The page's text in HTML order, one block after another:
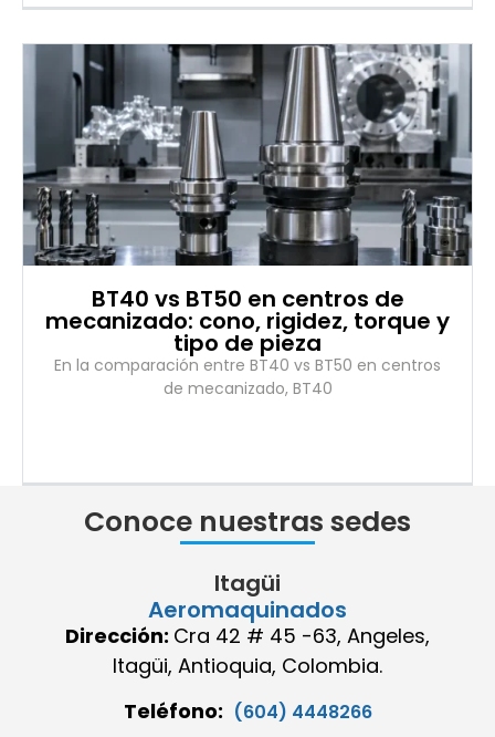
BT40 vs BT50 en centros de
mecanizado: cono, rigidez, torque y
tipo de pieza
En la comparación entre BT40 vs BT50 en centros
de mecanizado, BT40
Conoce nuestras sedes
Itagüi
Aeromaquinados
Dirección: Cra 42 # 45 -63, Angeles,
Itagüi, Antioquia, Colombia.
Teléfono: (604) 4448266